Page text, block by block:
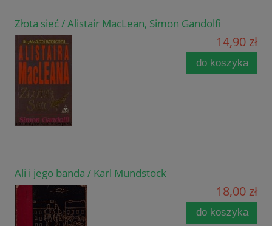
Złota sieć / Alistair MacLean, Simon Gandolfi
14,90 zł
do koszyka
Ali i jego banda / Karl Mundstock
18,00 zł
do koszyka